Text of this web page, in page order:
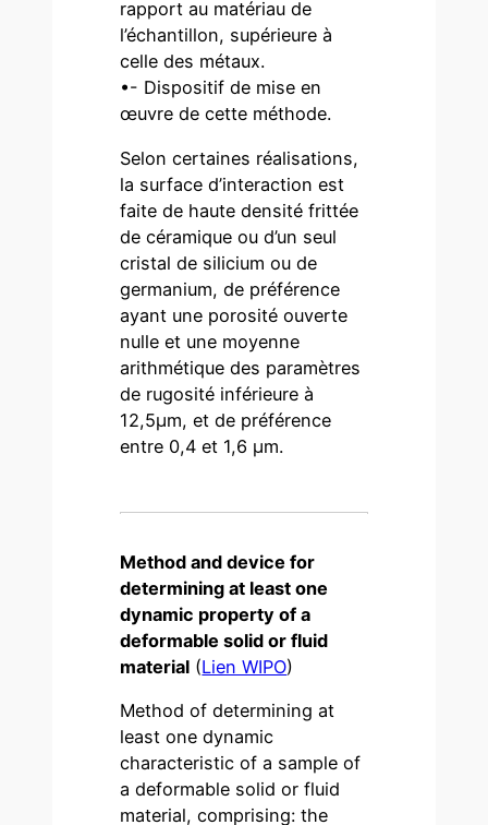
rapport au matériau de
l’échantillon, supérieure à
celle des métaux.
•- Dispositif de mise en
œuvre de cette méthode.
Selon certaines réalisations,
la surface d’interaction est
faite de haute densité frittée
de céramique ou d’un seul
cristal de silicium ou de
germanium, de préférence
ayant une porosité ouverte
nulle et une moyenne
arithmétique des paramètres
de rugosité inférieure à
12,5µm, et de préférence
entre 0,4 et 1,6 µm.
Method and device for
determining at least one
dynamic property of a
deformable solid or fluid
material (Lien WIPO)
Method of determining at
least one dynamic
characteristic of a sample of
a deformable solid or fluid
material, comprising: the